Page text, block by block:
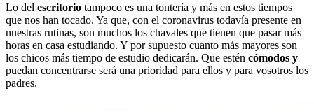
Lo del escritorio tampoco es una tontería y más en estos tiempos
que nos han tocado. Ya que, con el coronavirus todavía presente en
nuestras rutinas, son muchos los chavales que tienen que pasar más
horas en casa estudiando. Y por supuesto cuanto más mayores son
los chicos más tiempo de estudio dedicarán. Que estén cómodos y
puedan concentrarse será una prioridad para ellos y para vosotros los
padres.